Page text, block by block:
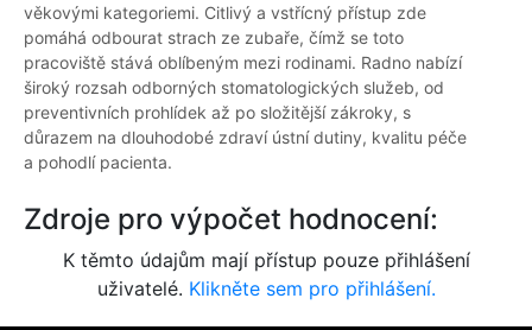
věkovými kategoriemi. Citlivý a vstřícný přístup zde
pomáhá odbourat strach ze zubaře, čímž se toto
pracoviště stává oblíbeným mezi rodinami. Radno nabízí
široký rozsah odborných stomatologických služeb, od
preventivních prohlídek až po složitější zákroky, s
důrazem na dlouhodobé zdraví ústní dutiny, kvalitu péče
a pohodlí pacienta.
Zdroje pro výpočet hodnocení:
K těmto údajům mají přístup pouze přihlášení
uživatelé. Klikněte sem pro přihlášení.